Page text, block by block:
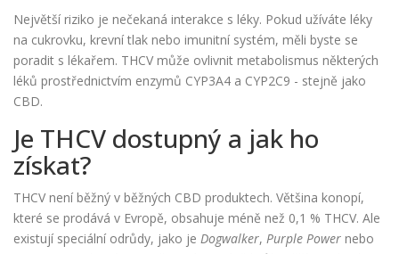
Největší riziko je nečekaná interakce s léky. Pokud užíváte léky
na cukrovku, krevní tlak nebo imunitní systém, měli byste se
poradit s lékařem. THCV může ovlivnit metabolismus některých
léků prostřednictvím enzymů CYP3A4 a CYP2C9 - stejně jako
CBD.
Je THCV dostupný a jak ho
získat?
THCV není běžný v běžných CBD produktech. Většina konopí,
které se prodává v Evropě, obsahuje méně než 0,1 % THCV. Ale
existují speciální odrůdy, jako je Dogwalker, Purple Power nebo